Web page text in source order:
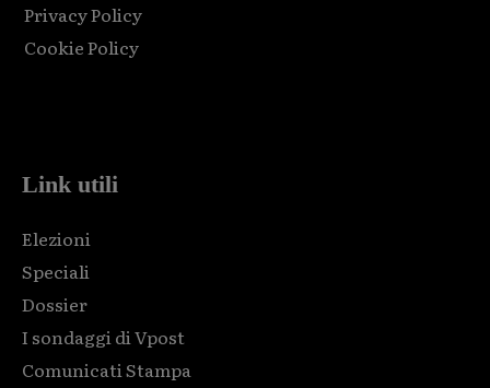
Privacy Policy
Cookie Policy
Link utili
Elezioni
Speciali
Dossier
I sondaggi di Vpost
Comunicati Stampa